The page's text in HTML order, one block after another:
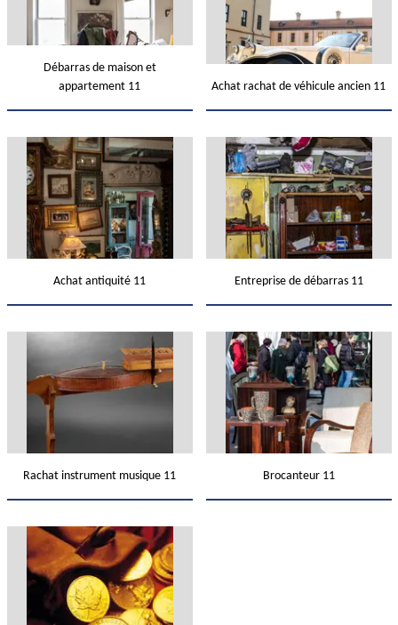
Débarras de maison et
appartement 11
Achat rachat de véhicule ancien 11
Achat antiquité 11 Entreprise de débarras 11
Rachat instrument musique 11 Brocanteur 11